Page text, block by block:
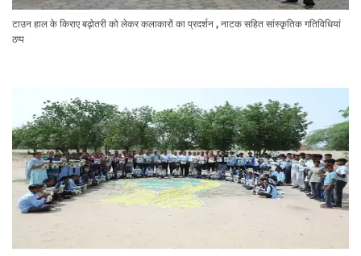
टाउन हाल के किराए बढ़ोतरी को लेकर कलाकारों का प्रदर्शन , नाटक सहित सांस्कृतिक गतिविधियां
ठप्प